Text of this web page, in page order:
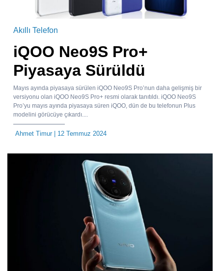
Akıllı Telefon
iQOO Neo9S Pro+
Piyasaya Sürüldü
Mayıs ayında piyasaya sürülen iQOO Neo9S Pro’nun daha gelişmiş bir
versiyonu olan iQOO Neo9S Pro+ resmi olarak tanıtıldı. iQOO Neo9S
Pro’yu mayıs ayında piyasaya süren iQOO, dün de bu telefonun Plus
modelini görücüye çıkardı....
Ahmet Timur| 12 Temmuz 2024